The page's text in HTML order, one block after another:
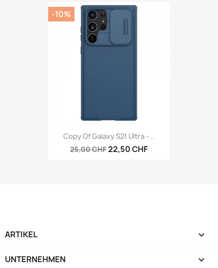
Copy Of Galaxy S21 Ultra -...
25,00 CHF22,50 CHF
-10%
ARTIKEL 
UNTERNEHMEN 